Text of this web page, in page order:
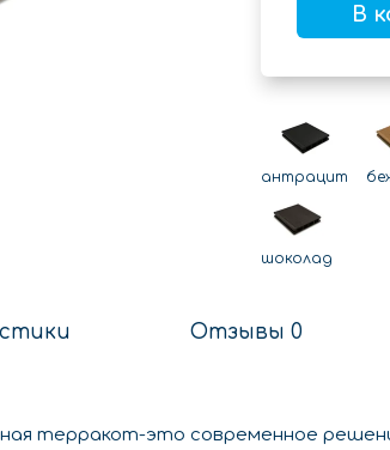
В
антрацит
шоколад
Отзывы 0
терракот-это современное